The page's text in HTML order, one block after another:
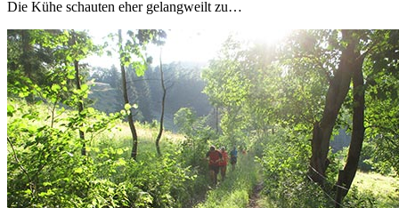
Die Kühe schauten eher gelangweilt zu…